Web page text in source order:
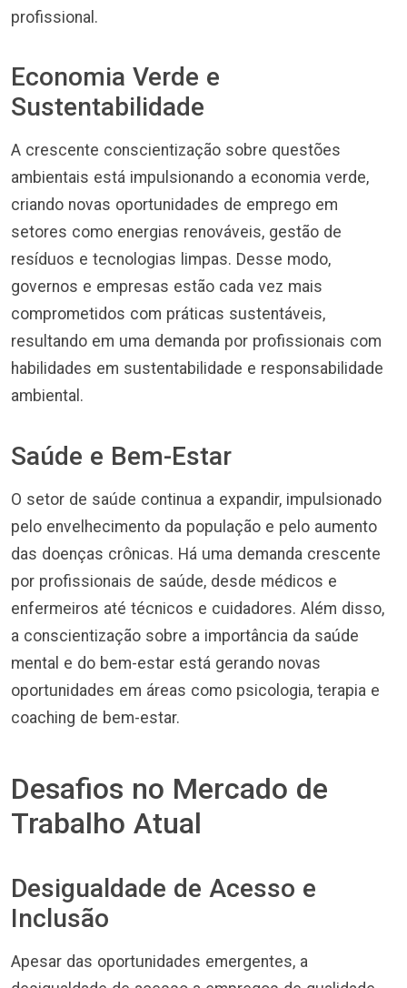
profissional.
Economia Verde e
Sustentabilidade
A crescente conscientização sobre questões
ambientais está impulsionando a economia verde,
criando novas oportunidades de emprego em
setores como energias renováveis, gestão de
resíduos e tecnologias limpas. Desse modo,
governos e empresas estão cada vez mais
comprometidos com práticas sustentáveis,
resultando em uma demanda por profissionais com
habilidades em sustentabilidade e responsabilidade
ambiental.
Saúde e Bem-Estar
O setor de saúde continua a expandir, impulsionado
pelo envelhecimento da população e pelo aumento
das doenças crônicas. Há uma demanda crescente
por profissionais de saúde, desde médicos e
enfermeiros até técnicos e cuidadores. Além disso,
a conscientização sobre a importância da saúde
mental e do bem-estar está gerando novas
oportunidades em áreas como psicologia, terapia e
coaching de bem-estar.
Desafios no Mercado de
Trabalho Atual
Desigualdade de Acesso e
Inclusão
Apesar das oportunidades emergentes, a